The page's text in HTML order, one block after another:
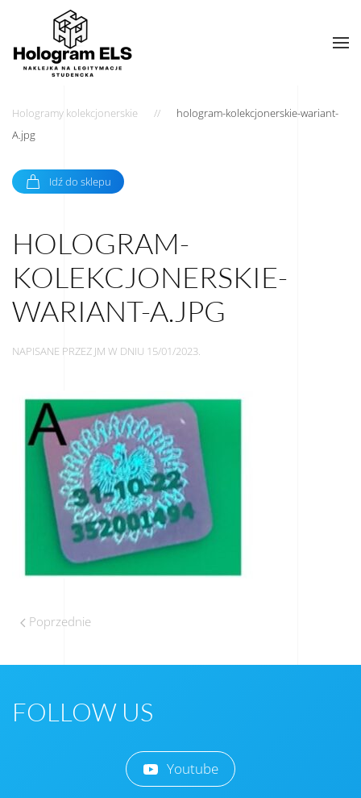
Hologramy kolekcjonerskie
hologram-kolekcjonerskie-wariant-
A.jpg
Idź do sklepu
HOLOGRAM-
KOLEKCJONERSKIE-
WARIANT-A.JPG
NAPISANE PRZEZ JM W DNIU 15/01/2023.
Poprzednie
FOLLOW US
Youtube